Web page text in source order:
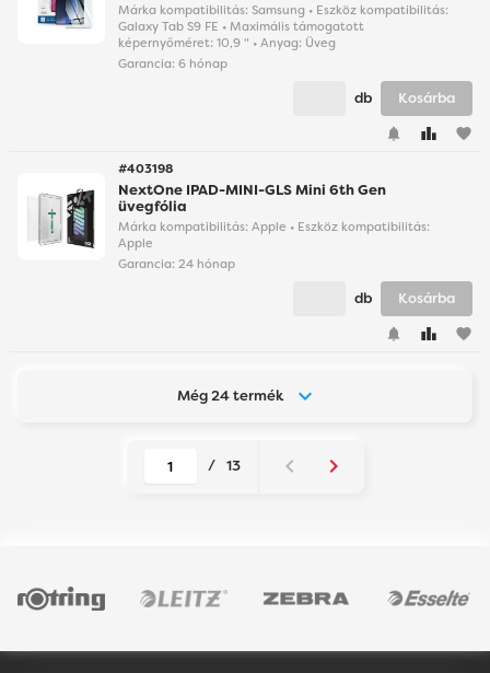
Márka kompatibilitás: Samsung • Eszköz kompatibilitás:
Galaxy Tab S9 FE • Maximális támogatott
képernyőméret: 10,9 " • Anyag: Üveg
Garancia: 6 hónap
favorite
db Kosárba
#403198
NextOne IPAD-MINI-GLS Mini 6th Gen
üvegfólia
Márka kompatibilitás: Apple • Eszköz kompatibilitás:
Apple
Garancia: 24 hónap
favorite
db Kosárba
Még 24 termék
/ 13